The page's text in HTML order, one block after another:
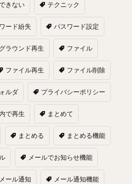
きない テクニック
ード紛失 パスワード設定
ラウンド再生 ファイル
ファイル再生 ファイル削除
ルダ プライバシーポリシー
で再生 まとめて
まとめる まとめる機能
メールでお知らせ機能
メール通知 メール通知機能